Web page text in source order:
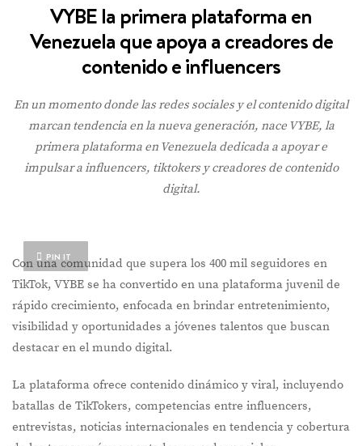
VYBE la primera plataforma en
Venezuela que apoya a creadores de
contenido e influencers
En un momento donde las redes sociales y el contenido digital
marcan tendencia en la nueva generación, nace VYBE, la
primera plataforma en Venezuela dedicada a apoyar e
impulsar a influencers, tiktokers y creadores de contenido
digital.
PIN IT
Con una comunidad que supera los 400 mil seguidores en
TikTok, VYBE se ha convertido en una plataforma juvenil de
rápido crecimiento, enfocada en brindar entretenimiento,
visibilidad y oportunidades a jóvenes talentos que buscan
destacar en el mundo digital.
La plataforma ofrece contenido dinámico y viral, incluyendo
batallas de TikTokers, competencias entre influencers,
entrevistas, noticias internacionales en tendencia y cobertura